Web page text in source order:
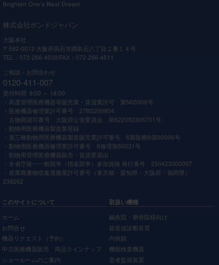
株式会社ボンドジャパン
大阪本社
〒592-0012 大阪府高石市西取石八丁目２番１４号
TEL：072-266-4500/FAX：072-266-4511
ご相談・お問合わせ
0120-411-007
受付時間 9:00 ～ 18:00
・高度管理医療機器等販売業・賃貸業許可 第N05906号
・医療機器修理業許可番号 27BS200804
・古物商認可番号 大阪府公安委員会 第622092306701号
・動物用医療機器製造業登録
・第三種動物用医療機器製造販売業許可番号 6製版療Ⅲ第60006号
・動物用医療機器修理業許可番号 6修理第60031号
・動物用管理医療機器販売・賃貸業届出
・全省庁統一一般競争（指名競争）参加資格 発行番号 250423000007
・産業廃棄物収集運搬業許可番号（東京都・愛知県・大阪府・福岡県）
238262
このサイトについて
ホーム
お問合せ
機器リクエスト（予約）
中古医療機器販売 商品ラインナップ
ショールームのご案内
取扱い機種
鍼灸院・整骨院様向け
超音波診断装置
内視鏡
機能検査機器
患者監視装置